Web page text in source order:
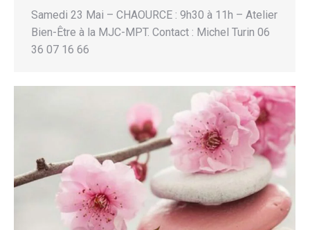
Samedi 23 Mai – CHAOURCE : 9h30 à 11h – Atelier
Bien-Être à la MJC-MPT. Contact : Michel Turin 06
36 07 16 66